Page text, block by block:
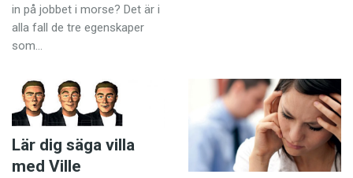
in på jobbet i morse? Det är i
alla fall de tre egenskaper
som…
Lär dig säga villa
med Ville